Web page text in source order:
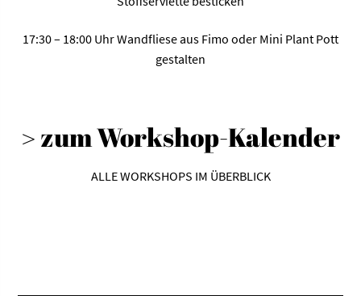
17:30 – 18:00 Uhr Wandfliese aus Fimo oder Mini Plant Pott
gestalten
> zum Workshop-Kalender
ALLE WORKSHOPS IM ÜBERBLICK